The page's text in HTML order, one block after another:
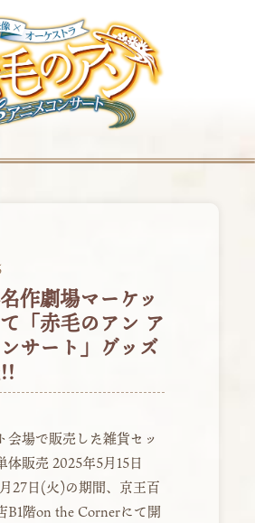
作劇場マーケッ
「赤毛のアン ア
サート」グッズ
会場で販売した雑貨セッ
体販売 2025年5月15日
27日(火)の期間、京王百
B1階on the Cornerにて開